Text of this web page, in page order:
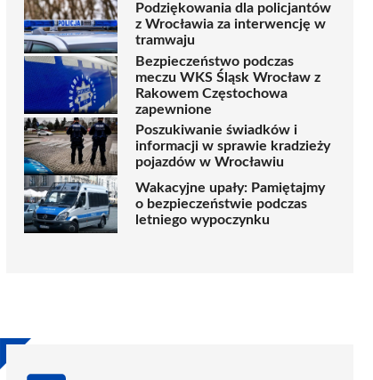
Podziękowania dla policjantów
z Wrocławia za interwencję w
tramwaju
Bezpieczeństwo podczas
meczu WKS Śląsk Wrocław z
Rakowem Częstochowa
zapewnione
Poszukiwanie świadków i
informacji w sprawie kradzieży
pojazdów w Wrocławiu
Wakacyjne upały: Pamiętajmy
o bezpieczeństwie podczas
letniego wypoczynku